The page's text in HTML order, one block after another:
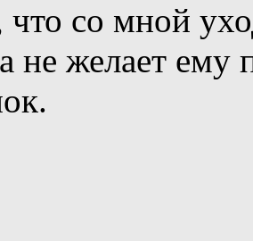
что со мной
не желает ему